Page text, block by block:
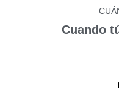
Cuando